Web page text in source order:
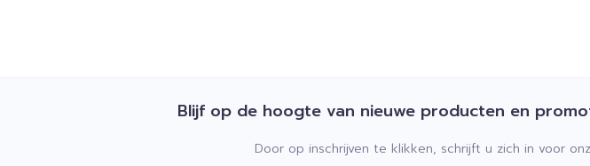
Blijf op de hoogte van nieuwe producten en
Door op inschrijven te klikken, schrijft u zich in voor